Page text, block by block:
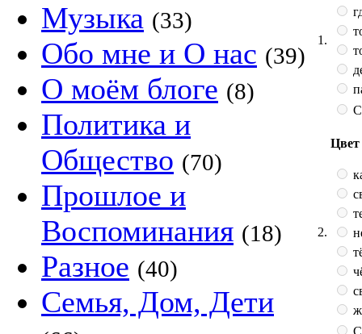
Музыка (33)
Обо мне и О нас (39)
О моём блоге (8)
Политика и
Общество (70)
Прошлое и
Воспоминания (18)
Разное (40)
Семья, Дом, Дети
1.
2.
Цвет